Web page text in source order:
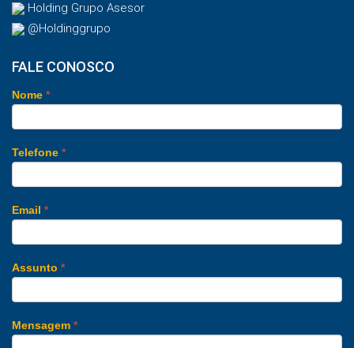
Holding Grupo Asesor
@Holdinggrupo
FALE CONOSCO
Nome *
Telefone *
Email *
Assunto *
Mensagem *